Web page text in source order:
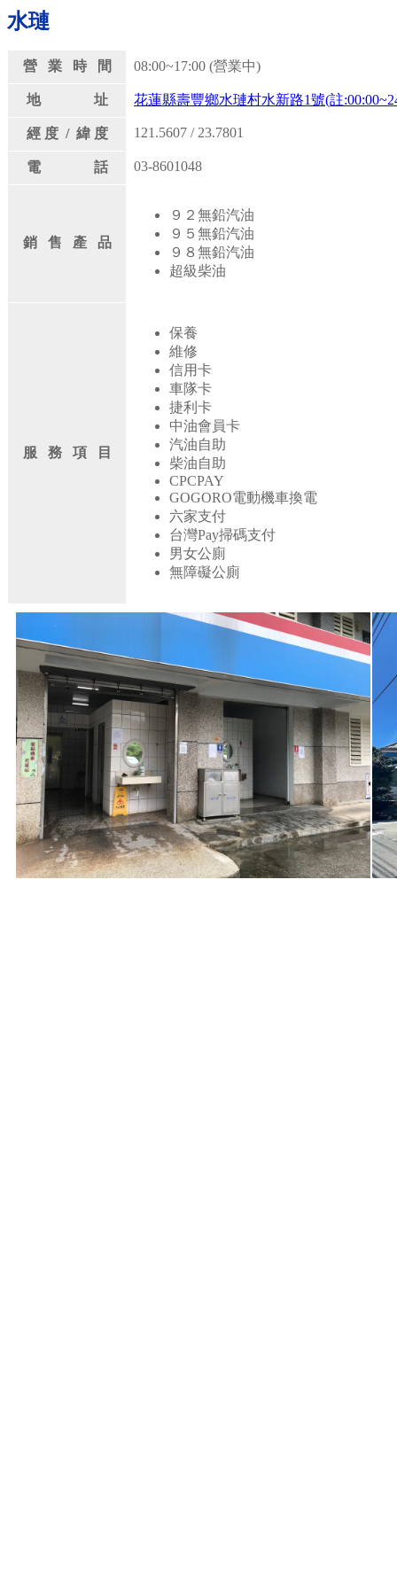
水璉
營 業 時 間 08:00~17:00 (營業中)
地 址 花蓮縣壽豐鄉水璉村水新路1號(註
經 度 / 緯 度 121.5607 / 23.7801
電 話 03-8601048
銷 售 產 品
９２無鉛汽油
９５無鉛汽油
９８無鉛汽油
超級柴油
服 務 項 目
保養
維修
信用卡
車隊卡
捷利卡
中油會員卡
汽油自助
柴油自助
CPCPAY
GOGORO電動機車換電
六家支付
台灣Pay掃碼支付
男女公廁
無障礙公廁